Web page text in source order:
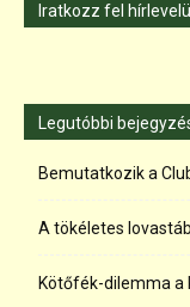
Iratkozz fel
Legutóbbi
Bemutatkozik a
A tökéletes
Kötőfék-dilemma a